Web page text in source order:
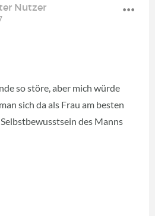
Nutzer
so störe, aber mich würde
sich da als Frau am besten
des Manns